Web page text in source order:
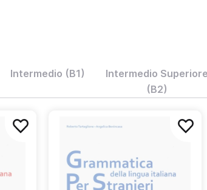
Grammatica della lingua italiana Per Stranieri
Intermedio (B1)
Intermedio Superiore
(B2)